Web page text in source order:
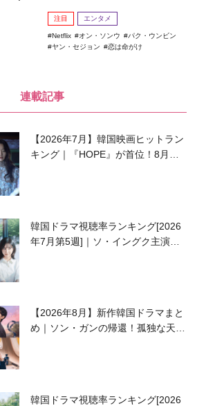
注目 エンタメ
Netflix オン・ソンウ
パク・ウンビン
ヤン・セジョン
恋は命がけ
連載記事
【2026年7月】韓国映画ヒットラン
キング｜『HOPE』が首位！8月公
韓国ドラマ視聴率ランキング[2026
年7月第5週]｜ソ・イングク主演の
【2026年8月】新作韓国ドラマまと
め｜ソン・ガンの帰還！孤独な天才
韓国ドラマ視聴率ランキング[2026